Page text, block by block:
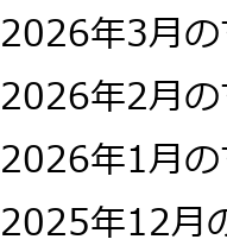
2026年3月
2026年2月
2026年1月
2025年12月